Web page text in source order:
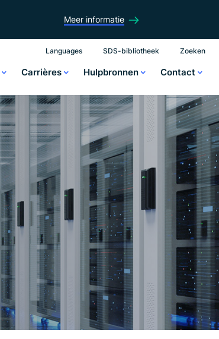
Meer informatie
Languages SDS-bibliotheek Zoeken
Carrières Hulpbronnen Contact